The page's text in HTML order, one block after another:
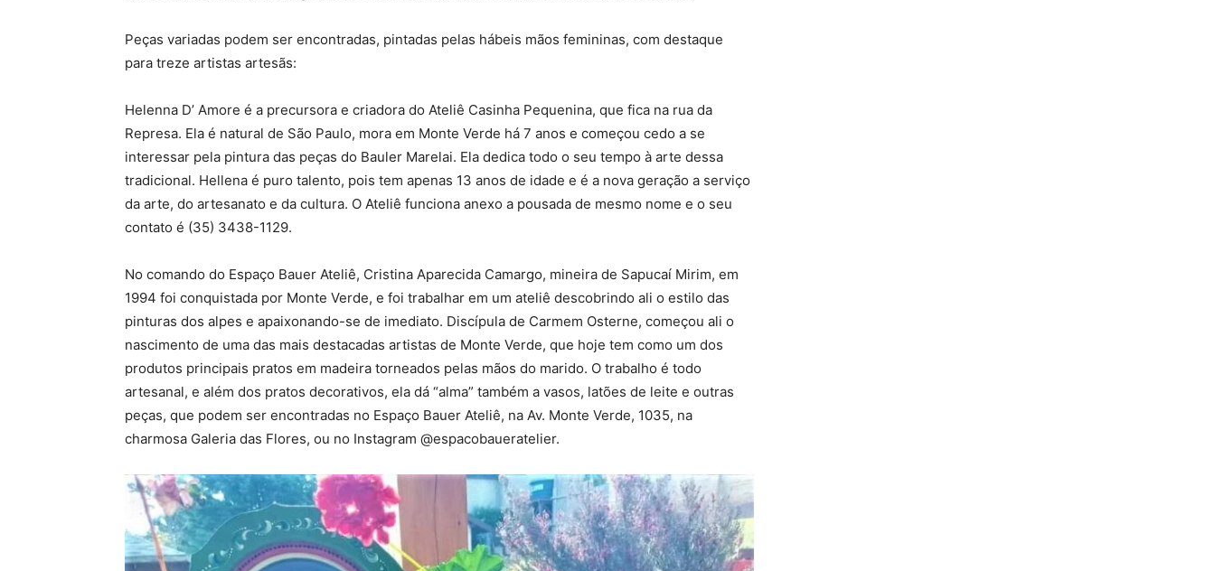
Peças variadas podem ser encontradas, pintadas pelas hábeis mãos femininas, com destaque
para treze artistas artesãs:
Helenna D’ Amore é a precursora e criadora do Ateliê Casinha Pequenina, que fica na rua da
Represa. Ela é natural de São Paulo, mora em Monte Verde há 7 anos e começou cedo a se
interessar pela pintura das peças do Bauler Marelai. Ela dedica todo o seu tempo à arte dessa
tradicional. Hellena é puro talento, pois tem apenas 13 anos de idade e é a nova geração a serviço
da arte, do artesanato e da cultura. O Ateliê funciona anexo a pousada de mesmo nome e o seu
contato é (35) 3438-1129.
No comando do Espaço Bauer Ateliê, Cristina Aparecida Camargo, mineira de Sapucaí Mirim, em
1994 foi conquistada por Monte Verde, e foi trabalhar em um ateliê descobrindo ali o estilo das
pinturas dos alpes e apaixonando-se de imediato. Discípula de Carmem Osterne, começou ali o
nascimento de uma das mais destacadas artistas de Monte Verde, que hoje tem como um dos
produtos principais pratos em madeira torneados pelas mãos do marido. O trabalho é todo
artesanal, e além dos pratos decorativos, ela dá “alma” também a vasos, latões de leite e outras
peças, que podem ser encontradas no Espaço Bauer Ateliê, na Av. Monte Verde, 1035, na
charmosa Galeria das Flores, ou no Instagram @espacobaueratelier.